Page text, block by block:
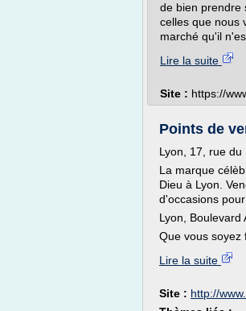
de bien prendre
celles que nous
marché qu'il
Lire la suite
Site : https://
Points de
Lyon, 17, rue
La marque
Dieu à Lyon.
d'occasions
Lyon, Boulevard
Que vous soyez
Lire la suite
Site : http://